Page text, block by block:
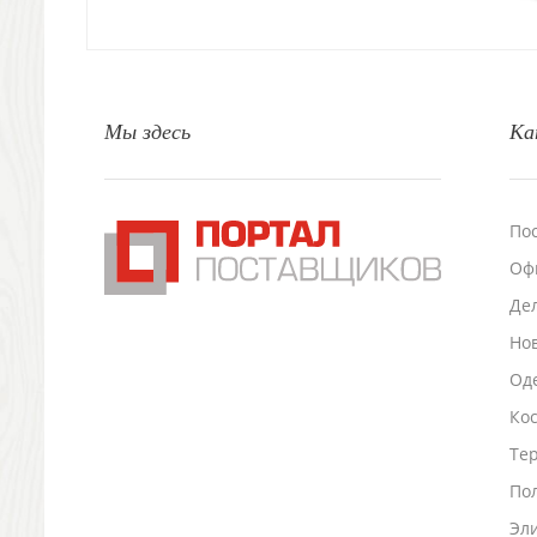
Подставки для визиток записок телефонов
Промо
Антистрессы
Мы здесь